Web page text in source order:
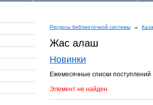
Ресурсы библиотечной системы →
Жас алаш
Новинки
Ежемесячные списки поступлений
Элемент не найден